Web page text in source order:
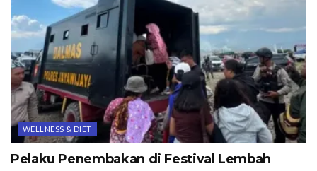
WELLNESS & DIET
Pelaku Penembakan di Festival Lembah